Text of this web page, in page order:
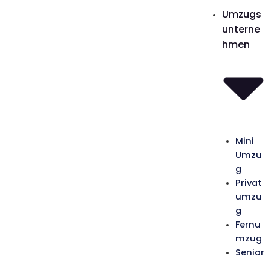
Umzugs
unterne
hmen
Mini
Umzu
g
Privat
umzu
g
Fernu
mzug
Senior